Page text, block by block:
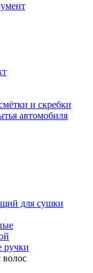
и скребки
автомобиля
для сушки
ручки
волос